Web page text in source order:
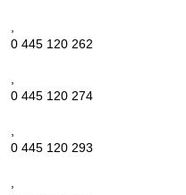
0 445 120 262
0 445 120 274
0 445 120 293